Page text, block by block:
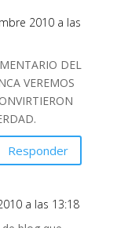
2010 a las
DEL
VEREMOS
Responder
a las 13:18